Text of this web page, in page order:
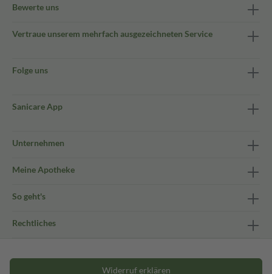
Bewerte uns
Vertraue unserem mehrfach ausgezeichneten Service
Folge uns
Sanicare App
Unternehmen
Meine Apotheke
So geht's
Rechtliches
Widerruf erklären